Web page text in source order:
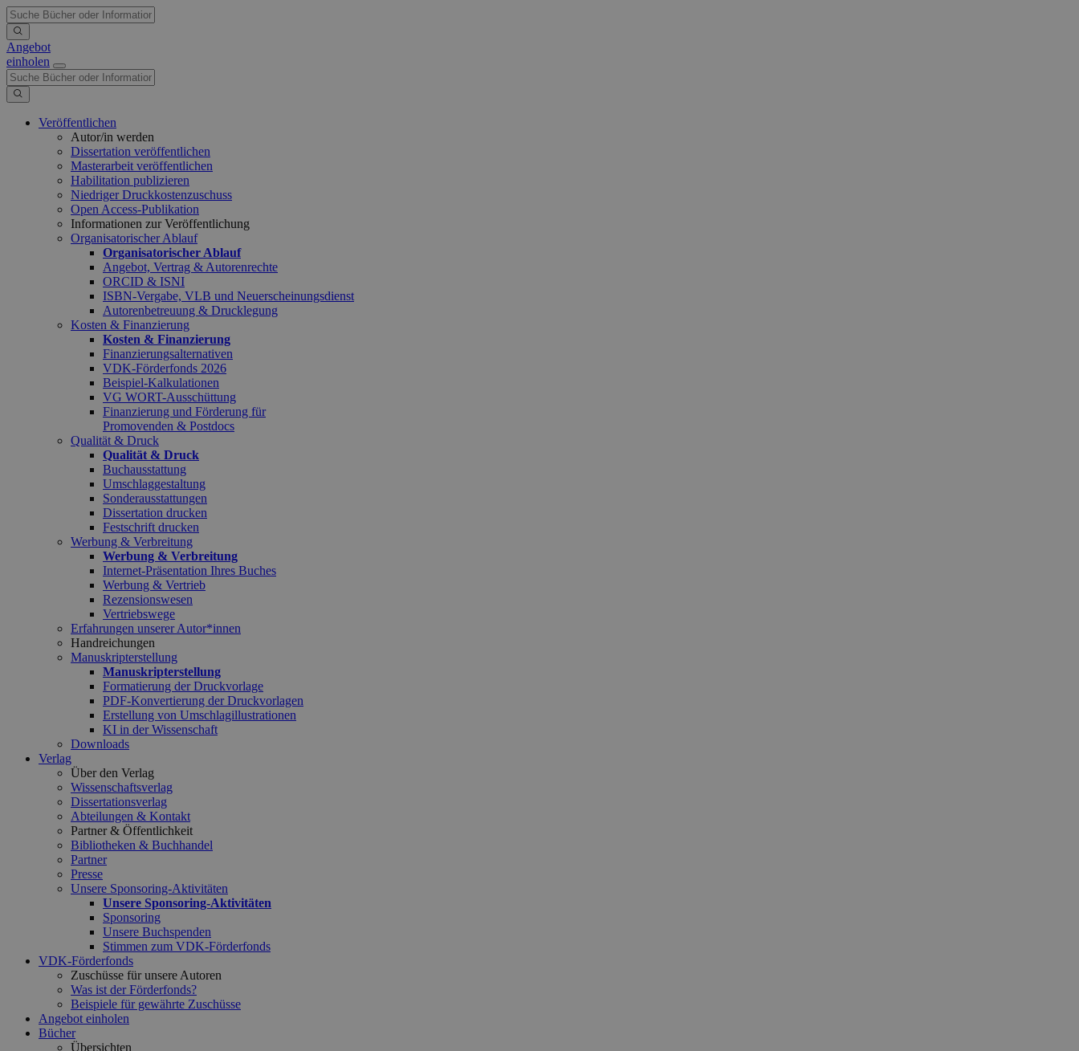
Angebot
einholen
Veröffentlichen
Autor/in werden
Dissertation veröffentlichen
Masterarbeit veröffentlichen
Habilitation publizieren
Niedriger Druckkostenzuschuss
Open Access-Publikation
Informationen zur Veröffentlichung
Organisatorischer Ablauf
Organisatorischer Ablauf
Angebot, Vertrag & Autorenrechte
ORCID & ISNI
ISBN-Vergabe, VLB und Neuerscheinungsdienst
Autorenbetreuung & Drucklegung
Kosten & Finanzierung
Kosten & Finanzierung
Finanzierungsalternativen
VDK-Förderfonds 2026
Beispiel-Kalkulationen
VG WORT-Ausschüttung
Finanzierung und Förderung für
Promovenden & Postdocs
Qualität & Druck
Qualität & Druck
Buchausstattung
Umschlaggestaltung
Sonderausstattungen
Dissertation drucken
Festschrift drucken
Werbung & Verbreitung
Werbung & Verbreitung
Internet-Präsentation Ihres Buches
Werbung & Vertrieb
Rezensionswesen
Vertriebswege
Erfahrungen unserer Autor*innen
Handreichungen
Manuskripterstellung
Manuskripterstellung
Formatierung der Druckvorlage
PDF-Konvertierung der Druckvorlagen
Erstellung von Umschlagillustrationen
KI in der Wissenschaft
Downloads
Verlag
Über den Verlag
Wissenschaftsverlag
Dissertationsverlag
Abteilungen & Kontakt
Partner & Öffentlichkeit
Bibliotheken & Buchhandel
Partner
Presse
Unsere Sponsoring-Aktivitäten
Unsere Sponsoring-Aktivitäten
Sponsoring
Unsere Buchspenden
Stimmen zum VDK-Förderfonds
VDK-Förderfonds
Zuschüsse für unsere Autoren
Was ist der Förderfonds?
Beispiele für gewährte Zuschüsse
Angebot einholen
Bücher
Übersichten